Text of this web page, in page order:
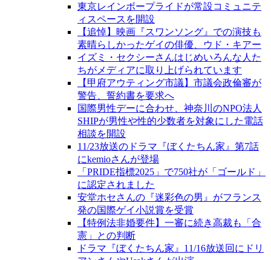
東京レインボープライドが常設コミュニテ
ィスペースを開設
【追悼】映画『スワンソング』での演技も
素晴らしかったゲイの俳優、ウド・キアー
イズミ・セクシーさんはじめいろんな人た
ちがメディアに取り上げられています
【甲府アウティング市議】市議会政倫審が
警告、誓約書を要求へ
国際男性デーに合わせ、神奈川のNPO法人
SHIPが男性や性的少数者を対象にした電話
相談を開設
11/23放送のドラマ『ぼくたちん家』第7話
にkemioさんが登場
「PRIDE指標2025」で750社が「ゴールド」
に認定されました
安堂ホセさんの『迷彩色の男』がフランス
発の国際ゲイ小説賞を受賞
【特例法非婚要件】一審に続き高裁も「合
憲」との判断
ドラマ『ぼくたちん家』11/16放送回にドリ